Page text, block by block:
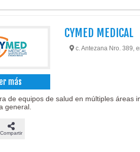
más
CYMED MEDICAL
c. Antezana Nro. 389,
de equipos de salud en múltiples áreas
general.
Compartir